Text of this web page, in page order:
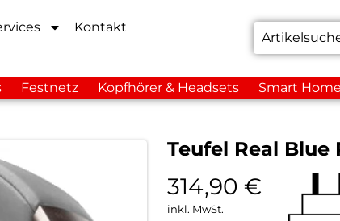
Kontakt
Festnetz Kopfhörer & Headsets Smart Home
Teufel Real
314,90 €
inkl. MwSt.